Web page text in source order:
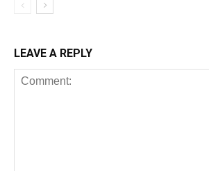
LEAVE A REPLY